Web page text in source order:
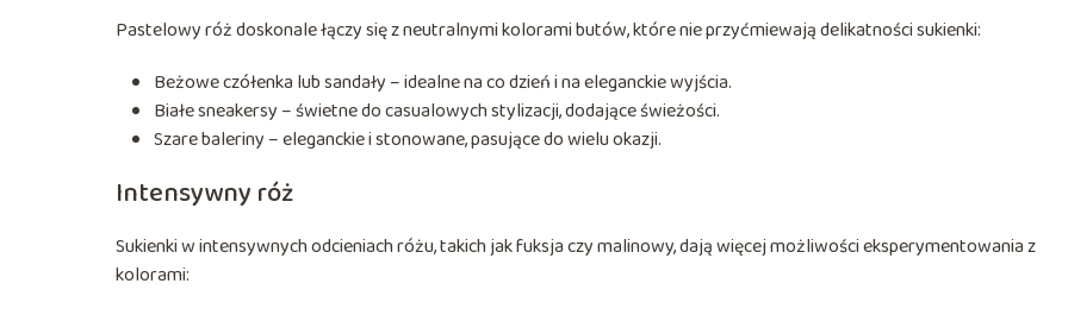
Pastelowy róż doskonale łączy się z neutralnymi kolorami butów, które nie przyćmiewają delikatności sukienki:
Beżowe czółenka lub sandały – idealne na co dzień i na eleganckie wyjścia.
Białe sneakersy – świetne do casualowych stylizacji, dodające świeżości.
Szare baleriny – eleganckie i stonowane, pasujące do wielu okazji.
Intensywny róż
Sukienki w intensywnych odcieniach różu, takich jak fuksja czy malinowy, dają więcej możliwości eksperymentowania z
kolorami: